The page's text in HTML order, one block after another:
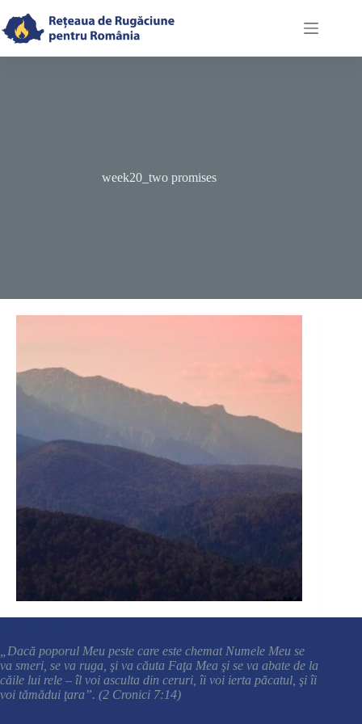
to
content
week20_two promises
„Dacă poporul Meu peste care este chemat Numele Meu se
va smeri, se va ruga, şi va căuta Faţa Mea şi se va abate de la
căile lui rele – îl voi asculta din ceruri, îi voi ierta păcatul, şi îi
voi tămădui ţara”. (2 Cronici 7:14)